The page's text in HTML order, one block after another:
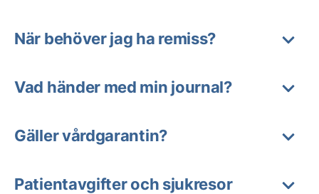
När behöver jag ha remiss?
Vad händer med min journal?
Gäller vårdgarantin?
Patientavgifter och sjukresor